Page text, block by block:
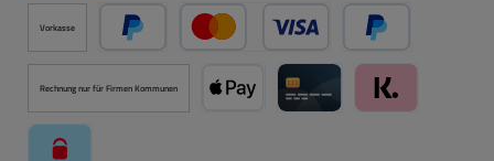
Vorkasse
PayPal Kredit- oder Debitkarte über PayPal
Später Bezahlen
Rechnung nur für Firmen Kommunen